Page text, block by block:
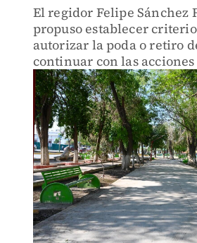
El regidor Felipe Sánchez
propuso establecer
autorizar la poda o retiro
continuar con las acciones
reforestación ante los
climático.